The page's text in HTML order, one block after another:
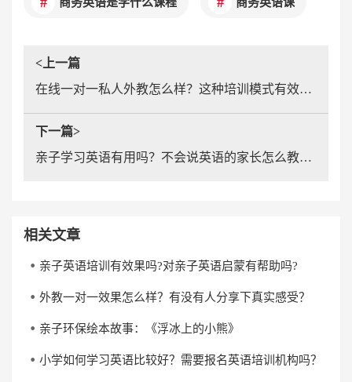
<上一篇
在线一对一私人外教怎么样？这种培训模式有效果吗？
下一篇>
亲子学习英语有用吗？不会说英语的家长怎么教学员学英语？
相关文章
亲子英语培训有效果吗?对亲子英语启蒙有帮助吗?
外教一对一效果怎么样？有没有人分享下真实感受？
亲子环保绘本故事：《浮冰上的小熊》
小学如何学习英语比较好？需要报名英语培训机构吗？